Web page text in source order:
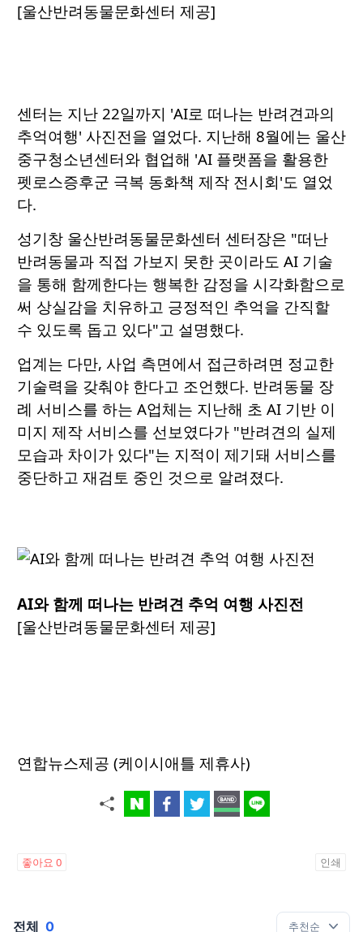
[울산반려동물문화센터 제공]
센터는 지난 22일까지 'AI로 떠나는 반려견과의
추억여행' 사진전을 열었다. 지난해 8월에는 울산
중구청소년센터와 협업해 'AI 플랫폼을 활용한
펫로스증후군 극복 동화책 제작 전시회'도 열었
다.
성기창 울산반려동물문화센터 센터장은 "떠난
반려동물과 직접 가보지 못한 곳이라도 AI 기술
을 통해 함께한다는 행복한 감정을 시각화함으로
써 상실감을 치유하고 긍정적인 추억을 간직할
수 있도록 돕고 있다"고 설명했다.
업계는 다만, 사업 측면에서 접근하려면 정교한
기술력을 갖춰야 한다고 조언했다. 반려동물 장
례 서비스를 하는 A업체는 지난해 초 AI 기반 이
미지 제작 서비스를 선보였다가 "반려견의 실제
모습과 차이가 있다"는 지적이 제기돼 서비스를
중단하고 재검토 중인 것으로 알려졌다.
AI와 함께 떠나는 반려견 추억 여행 사진전
[울산반려동물문화센터 제공]
연합뉴스제공 (케이시애틀 제휴사)
좋아요 0 인쇄
전체 0